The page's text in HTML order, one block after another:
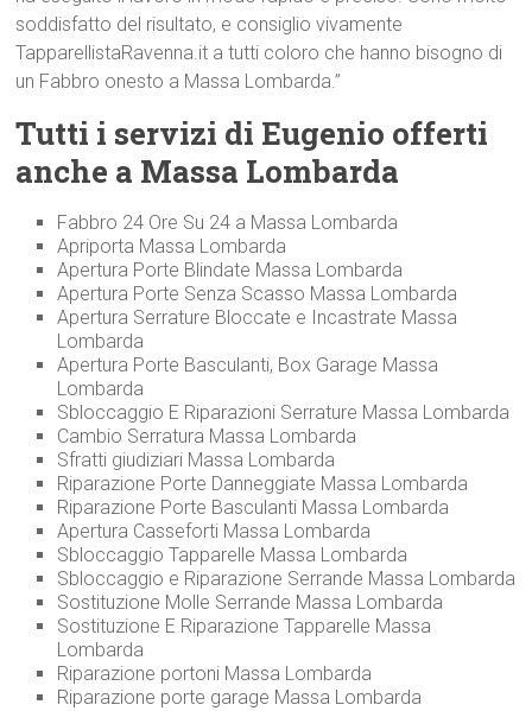
soddisfatto del risultato, e consiglio vivamente
TapparellistaRavenna.it a tutti coloro che hanno bisogno di
un Fabbro onesto a Massa Lombarda.”
Tutti i servizi di Eugenio offerti
anche a Massa Lombarda
Fabbro 24 Ore Su 24 a Massa Lombarda
Apriporta Massa Lombarda
Apertura Porte Blindate Massa Lombarda
Apertura Porte Senza Scasso Massa Lombarda
Apertura Serrature Bloccate e Incastrate Massa
Lombarda
Apertura Porte Basculanti, Box Garage Massa
Lombarda
Sbloccaggio E Riparazioni Serrature Massa Lombarda
Cambio Serratura Massa Lombarda
Sfratti giudiziari Massa Lombarda
Riparazione Porte Danneggiate Massa Lombarda
Riparazione Porte Basculanti Massa Lombarda
Apertura Casseforti Massa Lombarda
Sbloccaggio Tapparelle Massa Lombarda
Sbloccaggio e Riparazione Serrande Massa Lombarda
Sostituzione Molle Serrande Massa Lombarda
Sostituzione E Riparazione Tapparelle Massa
Lombarda
Riparazione portoni Massa Lombarda
Riparazione porte garage Massa Lombarda